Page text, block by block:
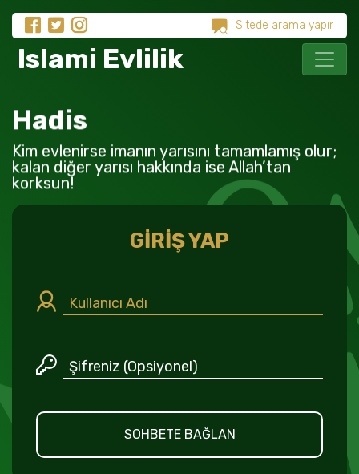
Islami Evlilik
Hadis
Kim evlenirse imanın yarısını tamamlamış olur;
kalan diğer yarısı hakkında ise Allah’tan
korksun!
GİRİŞ YAP
SOHBETE BAĞLAN